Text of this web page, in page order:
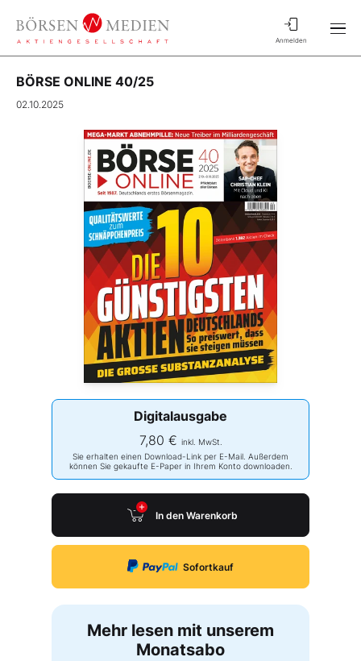
Anmelden
BÖRSE ONLINE 40/25
02.10.2025
Digitalausgabe
7,80 € inkl. MwSt.
Sie erhalten einen Download-Link per E-Mail. Außerdem
können Sie gekaufte E-Paper in Ihrem Konto downloaden.
In den Warenkorb
Sofortkauf
Mehr lesen mit unserem
Monatsabo